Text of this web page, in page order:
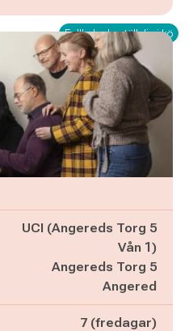
Fullbokad - ställ dig i kö
UCI (Angereds Torg 5
Vån 1)
Angereds Torg 5
Angered
7 (fredagar)